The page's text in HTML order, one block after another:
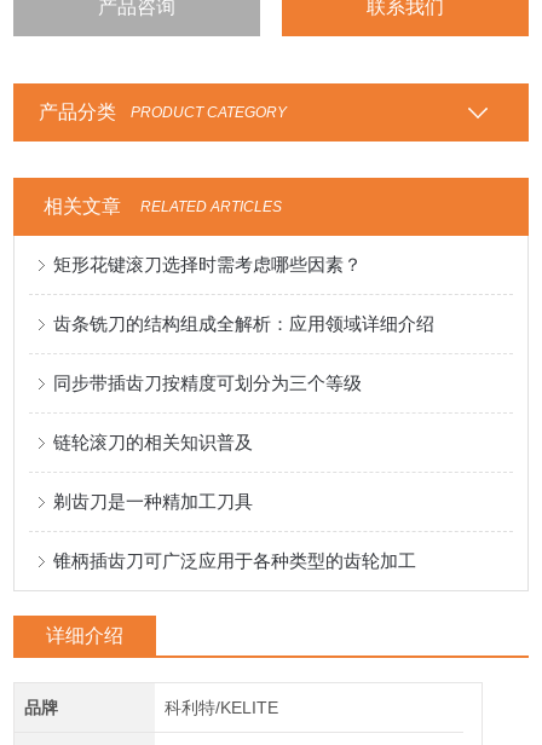
产品咨询 联系我们
产品分类 PRODUCT CATEGORY
相关文章 RELATED ARTICLES
矩形花键滚刀选择时需考虑哪些因素？
齿条铣刀的结构组成全解析：应用领域详细介绍
同步带插齿刀按精度可划分为三个等级
链轮滚刀的相关知识普及
剃齿刀是一种精加工刀具
锥柄插齿刀可广泛应用于各种类型的齿轮加工
详细介绍
品牌 科利特/KELITE